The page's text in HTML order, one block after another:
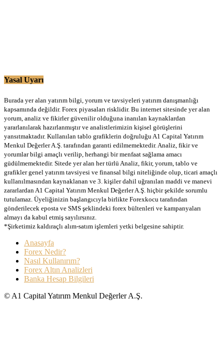
Yasal Uyarı
Burada yer alan yatırım bilgi, yorum ve tavsiyeleri yatırım danışmanlığı
kapsamında değildir. Forex piyasaları risklidir. Bu internet sitesinde yer alan
yorum, analiz ve fikirler güvenilir olduğuna inanılan kaynaklardan
yararlanılarak hazırlanmıştır ve analistlerimizin kişisel görüşlerini
yansıtmaktadır. Kullanılan tablo grafiklerin doğruluğu A1 Capital Yatırım
Menkul Değerler A.Ş. tarafından garanti edilmemektedir. Analiz, fikir ve
yorumlar bilgi amaçlı verilip, herhangi bir menfaat sağlama amacı
güdülmemektedir. Sitede yer alan her türlü Analiz, fikir, yorum, tablo ve
grafikler genel yatırım tavsiyesi ve finansal bilgi niteliğinde olup, ticari amaçlı
kullanılmasından kaynaklanan ve 3. kişiler dahil uğranılan maddi ve manevi
zararlardan A1 Capital Yatırım Menkul Değerler A.Ş. hiçbir şekilde sorumlu
tutulamaz. Üyeliğinizin başlangıcıyla birlikte Forexkocu tarafından
gönderilecek eposta ve SMS şeklindeki forex bültenleri ve kampanyaları
almayı da kabul etmiş sayılırsınız.
*Şirketimiz kaldıraçlı alım-satım işlemleri yetki belgesine sahiptir.
Anasayfa
Forex Nedir?
Nasıl Kullanırım?
Forex Altın Analizleri
Banka Hesap Bilgileri
© A1 Capital Yatırım Menkul Değerler A.Ş.